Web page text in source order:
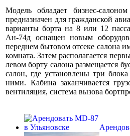
Модель обладает бизнес-
предназначен для гражданской
варианты борта на 8 или 12
Ан-74д оснащен новым
переднем бытовом отсеке салона
комната. Затем располагается
левом борту салона размещается
салон, где установлены три
ними. Кабина заканчивается
вентиляция, система вызова